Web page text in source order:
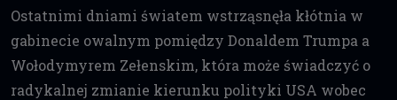
Ostatnimi dniami światem wstrząsnęła kłótnia w
gabinecie owalnym pomiędzy Donaldem Trumpa a
Wołodymyrem Zełenskim, która może świadczyć o
radykalnej zmianie kierunku polityki USA wobec